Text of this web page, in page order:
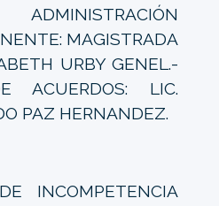
MAGISTRADA
URBY GENEL.-
ACUERDOS: LIC.
PAZ HERNANDEZ.
INCOMPETENCIA